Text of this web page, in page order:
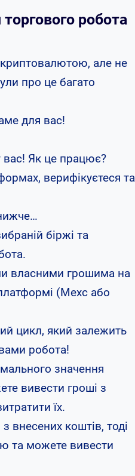
робота
але не
про це багато
для вас!
вас! Як це працює?
верифікуєтеся та
біржі та
власними грошима на
(Mexc або
цикл, який залежить
робота!
значення
вивести гроші з
їх.
внесених коштів, тоді
та можете вивести